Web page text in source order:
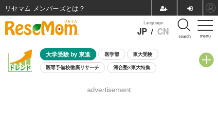
menu
Language
JP / CN search
大学受験 by 東進 医学部 東大受験
医専予備校徹底リサーチ 河合塾×東大特集
8月開催学校説明会・相談会
advertisement
リセマム メンバーズ